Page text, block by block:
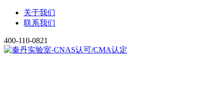
关于我们
联系我们
400-110-0821